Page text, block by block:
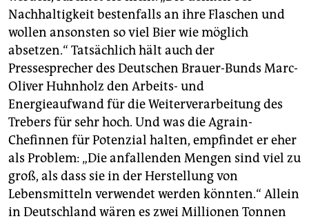
Nachhaltigkeit bestenfalls an ihre Flaschen und
wollen ansonsten so viel Bier wie möglich
absetzen.“ Tatsächlich hält auch der
Pressesprecher des Deutschen Brauer-Bunds Marc-
Oliver Huhnholz den Arbeits- und
Energieaufwand für die Weiterverarbeitung des
Trebers für sehr hoch. Und was die Agrain-
Chefinnen für Potenzial halten, empfindet er eher
als Problem: „Die anfallenden Mengen sind viel zu
groß, als dass sie in der Herstellung von
Lebensmitteln verwendet werden könnten.“ Allein
in Deutschland wären es zwei Millionen Tonnen